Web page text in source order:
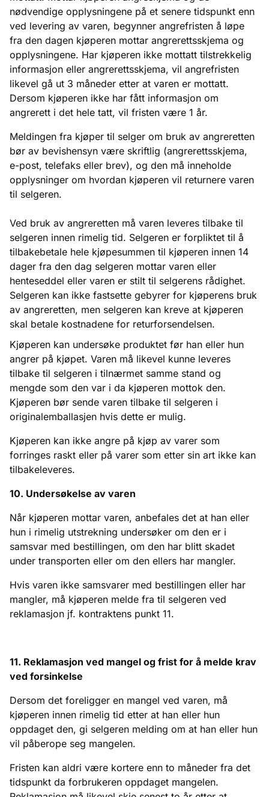
nødvendige opplysningene på et senere tidspunkt enn
ved levering av varen, begynner angrefristen å løpe
fra den dagen kjøperen mottar angrerettsskjema og
opplysningene. Har kjøperen ikke mottatt tilstrekkelig
informasjon eller angrerettsskjema, vil angrefristen
likevel gå ut 3 måneder etter at varen er mottatt.
Dersom kjøperen ikke har fått informasjon om
angrerett i det hele tatt, vil fristen være 1 år.
Meldingen fra kjøper til selger om bruk av angreretten
bør av bevishensyn være skriftlig (angrerettsskjema,
e-post, telefaks eller brev), og den må inneholde
opplysninger om hvordan kjøperen vil returnere varen
til selgeren.
Ved bruk av angreretten må varen leveres tilbake til
selgeren innen rimelig tid. Selgeren er forpliktet til å
tilbakebetale hele kjøpesummen til kjøperen innen 14
dager fra den dag selgeren mottar varen eller
henteseddel eller varen er stilt til selgerens rådighet.
Selgeren kan ikke fastsette gebyrer for kjøperens bruk
av angreretten, men selgeren kan kreve at kjøperen
skal betale kostnadene for returforsendelsen.
Kjøperen kan undersøke produktet før han eller hun
angrer på kjøpet. Varen må likevel kunne leveres
tilbake til selgeren i tilnærmet samme stand og
mengde som den var i da kjøperen mottok den.
Kjøperen bør sende varen tilbake til selgeren i
originalemballasjen hvis dette er mulig.
Kjøperen kan ikke angre på kjøp av varer som
forringes raskt eller på varer som etter sin art ikke kan
tilbakeleveres.
10. Undersøkelse av varen
Når kjøperen mottar varen, anbefales det at han eller
hun i rimelig utstrekning undersøker om den er i
samsvar med bestillingen, om den har blitt skadet
under transporten eller om den ellers har mangler.
Hvis varen ikke samsvarer med bestillingen eller har
mangler, må kjøperen melde fra til selgeren ved
reklamasjon jf. kontraktens punkt 11.
11. Reklamasjon ved mangel og frist for å melde krav
ved forsinkelse
Dersom det foreligger en mangel ved varen, må
kjøperen innen rimelig tid etter at han eller hun
oppdaget den, gi selgeren melding om at han eller hun
vil påberope seg mangelen.
Fristen kan aldri være kortere enn to måneder fra det
tidspunkt da forbrukeren oppdaget mangelen.